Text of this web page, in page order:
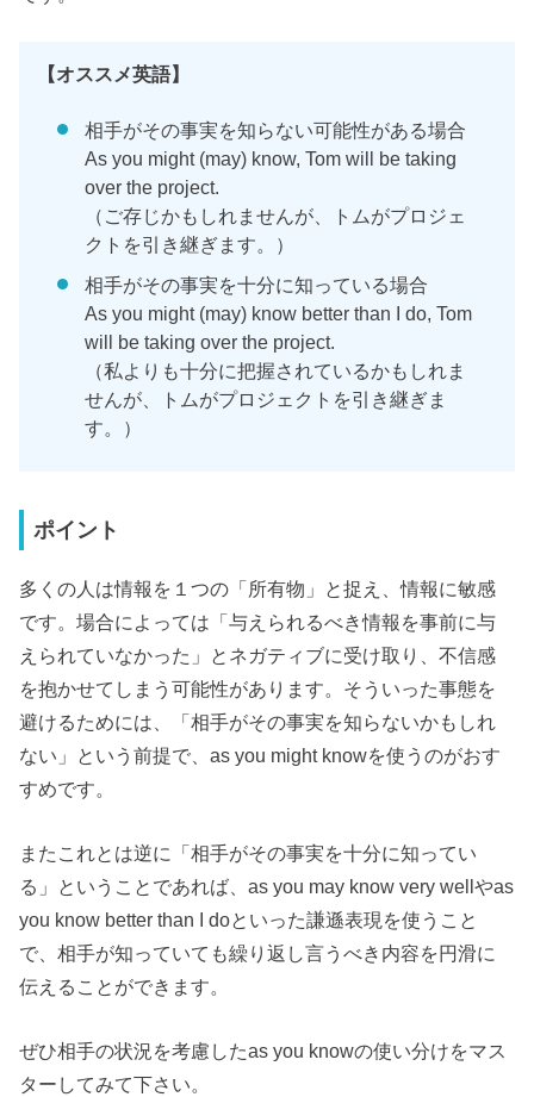
【オススメ英語】
相手がその事実を知らない可能性がある場合
As you might (may) know, Tom will be taking
over the project.
（ご存じかもしれませんが、トムがプロジェ
クトを引き継ぎます。）
相手がその事実を十分に知っている場合
As you might (may) know better than I do, Tom
will be taking over the project.
（私よりも十分に把握されているかもしれま
せんが、トムがプロジェクトを引き継ぎま
す。）
ポイント
多くの人は情報を１つの「所有物」と捉え、情報に敏感
です。場合によっては「与えられるべき情報を事前に与
えられていなかった」とネガティブに受け取り、不信感
を抱かせてしまう可能性があります。そういった事態を
避けるためには、「相手がその事実を知らないかもしれ
ない」という前提で、as you might knowを使うのがおす
すめです。
またこれとは逆に「相手がその事実を十分に知ってい
る」ということであれば、as you may know very wellやas
you know better than I doといった謙遜表現を使うこと
で、相手が知っていても繰り返し言うべき内容を円滑に
伝えることができます。
ぜひ相手の状況を考慮したas you knowの使い分けをマス
ターしてみて下さい。